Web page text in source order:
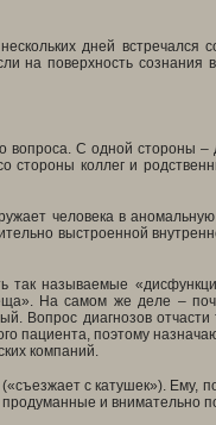
дней
на поверхность
вопроса. С одной стороны
коллег и
человека в
выстроенной
так называемые
На самом же деле –
Вопрос диагнозов
пациента, поэтому
компаний.
с катушек»). Ему,
продуманные и